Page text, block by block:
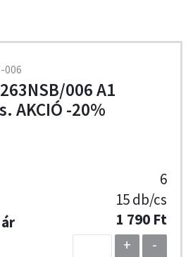
006
006 A1
AKCIÓ -20%
6
15 db/cs
1 790 Ft
+
-